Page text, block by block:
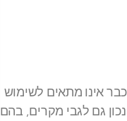
אינו מתאים לשימוש
גם לגבי מקרים, בהם